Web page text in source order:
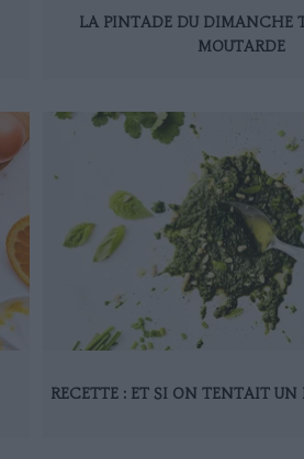
LA PINTADE DU DIMANCHE
MOUTARDE
RECETTE : ET SI ON TENTAIT UN